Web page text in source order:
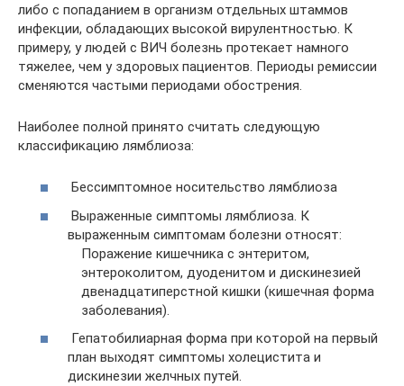
либо с попаданием в организм отдельных штаммов
инфекции, обладающих высокой вирулентностью. К
примеру, у людей с ВИЧ болезнь протекает намного
тяжелее, чем у здоровых пациентов. Периоды ремиссии
сменяются частыми периодами обострения.
Наиболее полной принято считать следующую
классификацию лямблиоза:
Бессимптомное носительство лямблиоза
Выраженные симптомы лямблиоза. К
выраженным симптомам болезни относят:
Поражение кишечника с энтеритом,
энтероколитом, дуоденитом и дискинезией
двенадцатиперстной кишки (кишечная форма
заболевания).
Гепатобилиарная форма при которой на первый
план выходят симптомы холецистита и
дискинезии желчных путей.